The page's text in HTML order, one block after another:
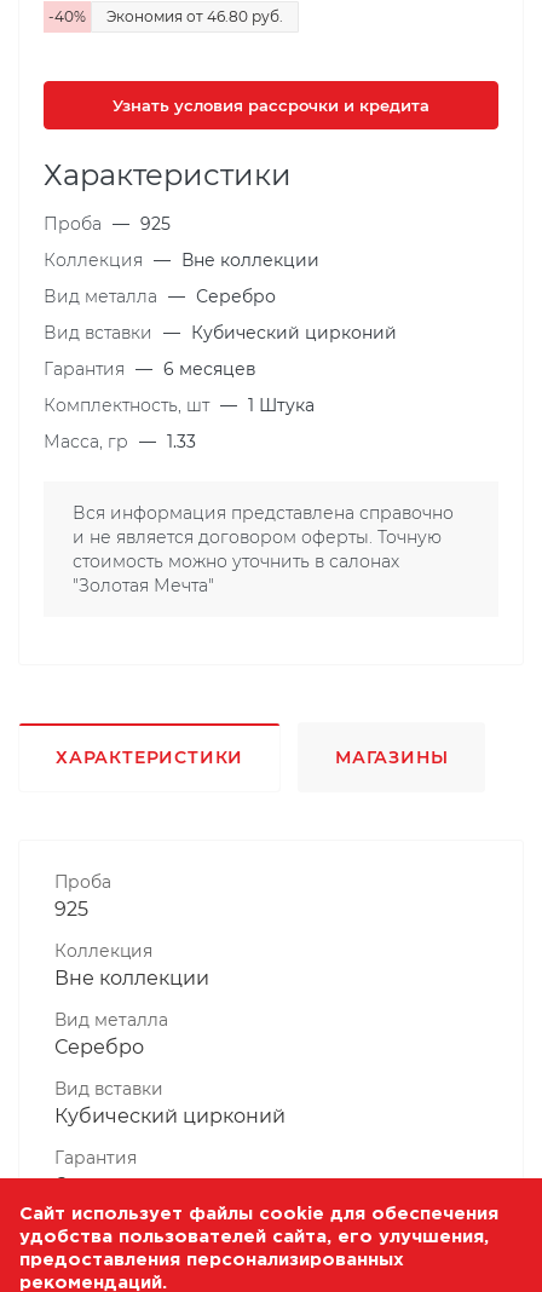
-40% Экономия от 46.80 руб.
Узнать условия рассрочки и кредита
Характеристики
Проба — 925
Коллекция — Вне коллекции
Вид металла — Серебро
Вид вставки
— Кубический цирконий
Гарантия — 6 месяцев
Комплектность, шт — 1 Штука
Масса, гр — 1.33
Вся информация представлена справочно
и не является договором оферты. Точную
стоимость можно уточнить в салонах
"Золотая Мечта"
ХАРАКТЕРИСТИКИ МАГАЗИНЫ
Проба
925
Коллекция
Вне коллекции
Вид металла
Серебро
Вид вставки
Кубический цирконий
Гарантия
6 месяцев
Комплектность, шт
1 Штука
Сайт использует файлы cookie для обеспечения
удобства пользователей сайта, его улучшения,
предоставления персонализированных
рекомендаций.